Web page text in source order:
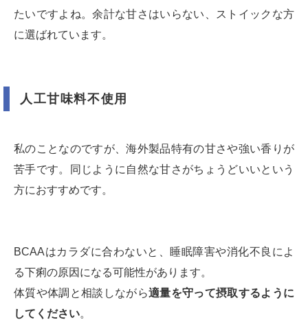
たいですよね。余計な甘さはいらない、ストイックな方
に選ばれています。
人工甘味料不使用
私のことなのですが、海外製品特有の甘さや強い香りが
苦手です。同じように自然な甘さがちょうどいいという
方におすすめです。
BCAAはカラダに合わないと、睡眠障害や消化不良によ
る下痢の原因になる可能性があります。
体質や体調と相談しながら適量を守って摂取するように
してください。